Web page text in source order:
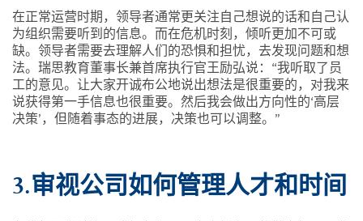
在正常运营时期，领导者通常更关注自己想说的话和自己认
为组织需要听到的信息。而在危机时刻，倾听更加不可或
缺。领导者需要去理解人们的恐惧和担忧，去发现问题和想
法。瑞思教育董事长兼首席执行官王励弘说：“我听取了员
工的意见。让大家开诚布公地说出想法是很重要的，对我来
说获得第一手信息也很重要。然后我会做出方向性的‘高层
决策’，但随着事态的进展，决策也可以调整。”
3.审视公司如何管理人才和时间